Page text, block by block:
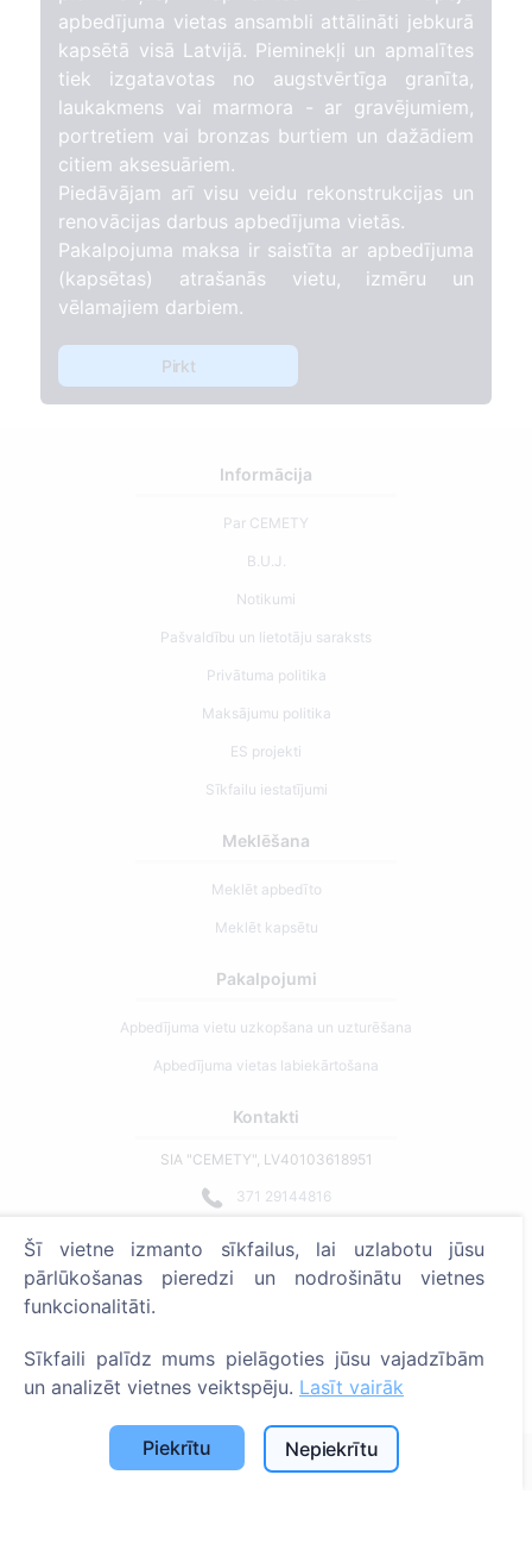
apbedījuma vietas ansambli attālināti jebkurā
kapsētā visā Latvijā. Pieminekļi un apmalītes
tiek izgatavotas no augstvērtīga granīta,
laukakmens vai marmora - ar gravējumiem,
portretiem vai bronzas burtiem un dažādiem
citiem aksesuāriem.
Piedāvājam arī visu veidu rekonstrukcijas un
renovācijas darbus apbedījuma vietās.
Pakalpojuma maksa ir saistīta ar apbedījuma
(kapsētas) atrašanās vietu, izmēru un
vēlamajiem darbiem.
Pirkt
Informācija
Par CEMETY
B.U.J.
Notikumi
Pašvaldību un lietotāju saraksts
Privātuma politika
Maksājumu politika
ES projekti
Sīkfailu iestatījumi
Meklēšana
Meklēt apbedīto
Meklēt kapsētu
Pakalpojumi
Apbedījuma vietu uzkopšana un uzturēšana
Apbedījuma vietas labiekārtošana
Kontakti
SIA "CEMETY", LV40103618951
371 29144816
Strādājam visā Latvijā!
Administratoriem
© 2013 - 2026 Cemety Visas tiesības aizsargātas
Privātuma politika un noteikumi.
Šī vietne izmanto sīkfailus, lai uzlabotu jūsu
pārlūkošanas pieredzi un nodrošinātu vietnes
funkcionalitāti.
Sīkfaili palīdz mums pielāgoties jūsu vajadzībām
un analizēt vietnes veiktspēju. Lasīt vairāk
Piekrītu Nepiekrītu